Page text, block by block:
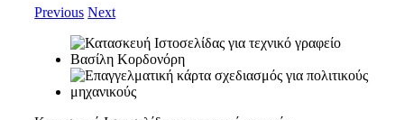
Previous Next